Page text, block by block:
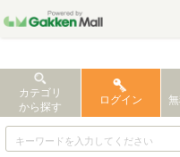
カテゴリ
から探す
ログイン